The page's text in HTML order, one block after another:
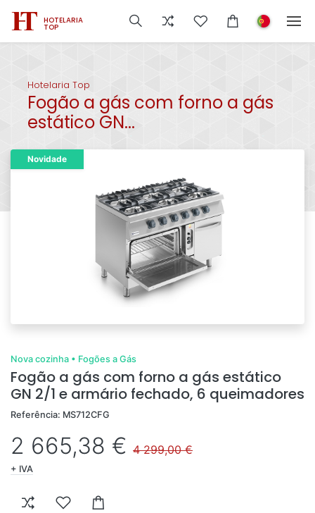
HOTELARIA
TOP
Hotelaria Top
Fogão a gás com forno a gás
estático GN...
Novidade
Nova cozinha • Fogões a Gás
Fogão a gás com forno a gás estático
GN 2/1 e armário fechado, 6 queimadores
Referência: MS712CFG
2 665,38 € 4 299,00 €
+ IVA